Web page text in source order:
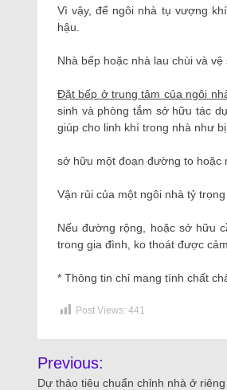
Vì vậy, để ngôi nhà tụ vượng
hậu.
Nhà bếp hoặc nhà lau chùi và
Đặt bếp ở trung tâm của ngôi
sinh và phòng tắm sở hữu tác
giúp cho linh khí trong nhà như
sở hữu một đoạn đường to hoặc
Vận rủi của một ngôi nhà tỷ
Nếu đường rộng, hoặc sở hữu
trong gia đình, ko thoát được
* Thông tin chỉ mang tính chất
Post Views: 441
Previous:
Dự thảo tiêu chuẩn chỉnh nhà ở